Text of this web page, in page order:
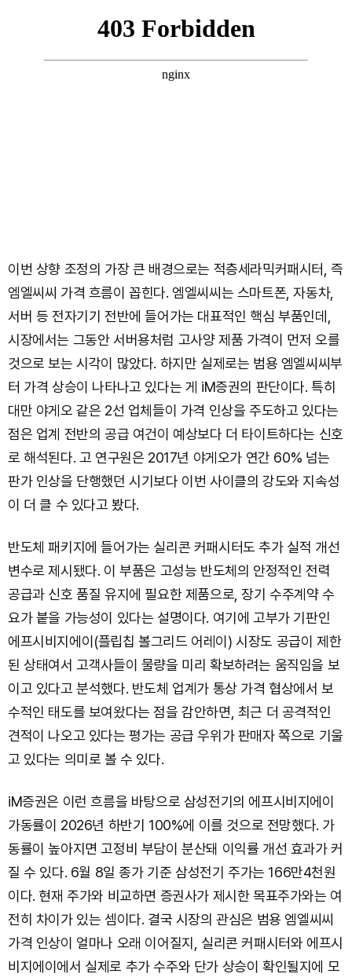
이번 상향 조정의 가장 큰 배경으로는 적층세라믹커패시터, 즉
엠엘씨씨 가격 흐름이 꼽힌다. 엠엘씨씨는 스마트폰, 자동차,
서버 등 전자기기 전반에 들어가는 대표적인 핵심 부품인데,
시장에서는 그동안 서버용처럼 고사양 제품 가격이 먼저 오를
것으로 보는 시각이 많았다. 하지만 실제로는 범용 엠엘씨씨부
터 가격 상승이 나타나고 있다는 게 iM증권의 판단이다. 특히
대만 야게오 같은 2선 업체들이 가격 인상을 주도하고 있다는
점은 업계 전반의 공급 여건이 예상보다 더 타이트하다는 신호
로 해석된다. 고 연구원은 2017년 야게오가 연간 60% 넘는
판가 인상을 단행했던 시기보다 이번 사이클의 강도와 지속성
이 더 클 수 있다고 봤다.
반도체 패키지에 들어가는 실리콘 커패시터도 추가 실적 개선
변수로 제시됐다. 이 부품은 고성능 반도체의 안정적인 전력
공급과 신호 품질 유지에 필요한 제품으로, 장기 수주계약 수
요가 붙을 가능성이 있다는 설명이다. 여기에 고부가 기판인
에프시비지에이(플립칩 볼그리드 어레이) 시장도 공급이 제한
된 상태여서 고객사들이 물량을 미리 확보하려는 움직임을 보
이고 있다고 분석했다. 반도체 업계가 통상 가격 협상에서 보
수적인 태도를 보여왔다는 점을 감안하면, 최근 더 공격적인
견적이 나오고 있다는 평가는 공급 우위가 판매자 쪽으로 기울
고 있다는 의미로 볼 수 있다.
iM증권은 이런 흐름을 바탕으로 삼성전기의 에프시비지에이
가동률이 2026년 하반기 100%에 이를 것으로 전망했다. 가
동률이 높아지면 고정비 부담이 분산돼 이익률 개선 효과가 커
질 수 있다. 6월 8일 종가 기준 삼성전기 주가는 166만4천원
이다. 현재 주가와 비교하면 증권사가 제시한 목표주가와는 여
전히 차이가 있는 셈이다. 결국 시장의 관심은 범용 엠엘씨씨
가격 인상이 얼마나 오래 이어질지, 실리콘 커패시터와 에프시
비지에이에서 실제로 추가 수주와 단가 상승이 확인될지에 모